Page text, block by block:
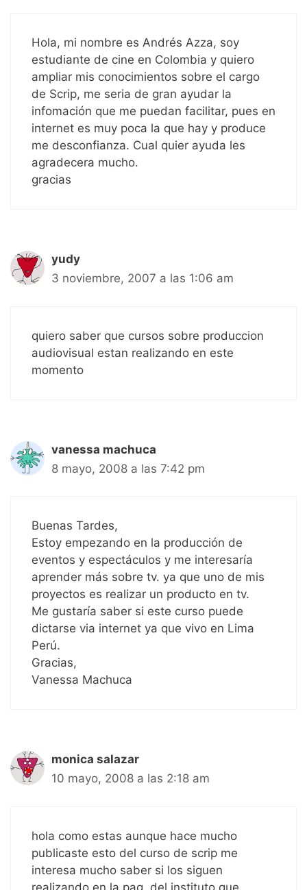
Hola, mi nombre es Andrés Azza, soy
estudiante de cine en Colombia y quiero
ampliar mis conocimientos sobre el cargo
de Scrip, me seria de gran ayudar la
infomación que me puedan facilitar, pues en
internet es muy poca la que hay y produce
me desconfianza. Cual quier ayuda les
agradecera mucho.
gracias
yudy
3 noviembre, 2007 a las 1:06 am
quiero saber que cursos sobre produccion
audiovisual estan realizando en este
momento
vanessa machuca
8 mayo, 2008 a las 7:42 pm
Buenas Tardes,
Estoy empezando en la producción de
eventos y espectáculos y me interesaría
aprender más sobre tv. ya que uno de mis
proyectos es realizar un producto en tv.
Me gustaría saber si este curso puede
dictarse via internet ya que vivo en Lima
Perú.
Gracias,
Vanessa Machuca
monica salazar
10 mayo, 2008 a las 2:18 am
hola como estas aunque hace mucho
publicaste esto del curso de scrip me
interesa mucho saber si los siguen
realizando en la pag. del instituto que